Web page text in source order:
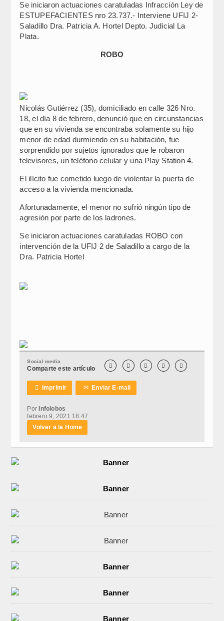
Se iniciaron actuaciones caratuladas Infracción Ley de
ESTUPEFACIENTES nro 23.737.- Interviene UFIJ 2-
Saladillo Dra. Patricia A. Hortel Depto. Judicial La
Plata.
ROBO
Nicolás Gutiérrez (35), domiciliado en calle 326 Nro.
18, el día 8 de febrero, denunció que en circunstancias
que en su vivienda se encontraba solamente su hijo
menor de edad durmiendo en su habitación, fue
sorprendido por sujetos ignorados que le robaron
televisores, un teléfono celular y una Play Station 4.
El ilícito fue cometido luego de violentar la puerta de
acceso a la vivienda mencionada.
Afortunadamente, el menor no sufrió ningún tipo de
agresión por parte de los ladrones.
Se iniciaron actuaciones caratuladas ROBO con
intervención de la UFIJ 2 de Saladillo a cargo de la
Dra. Patricia Hortel
Social media
Comparte este artículo     
 Imprimir ✉Enviar E-mail
Por Infolobos
febrero 9, 2021 18:47
Volver a la Home